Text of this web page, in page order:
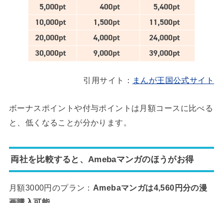
引用サイト： まんが王国公式サイト
ボーナスポイントや付与ポイントは月額コースに比べる
と、低くなることが分かります。
両社を比較すると、Amebaマンガのほうがお得
月額3000円のプラン： Amebaマンガは4,560円分の漫